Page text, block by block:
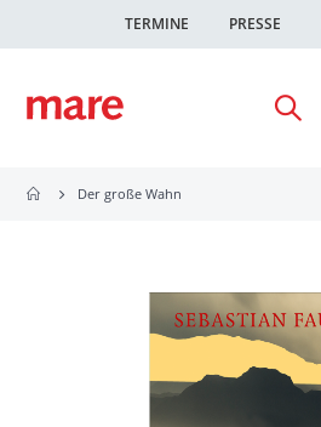
TERMINE PRESSE
Der große Wahn